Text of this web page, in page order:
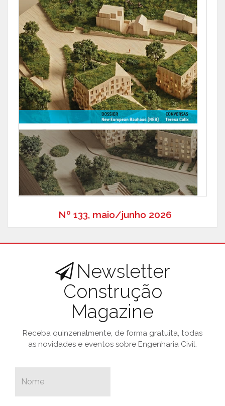
Nº 133, maio/junho 2026
Newsletter
Construção
Magazine
Receba quinzenalmente, de forma gratuita, todas
as novidades e eventos sobre Engenharia Civil.